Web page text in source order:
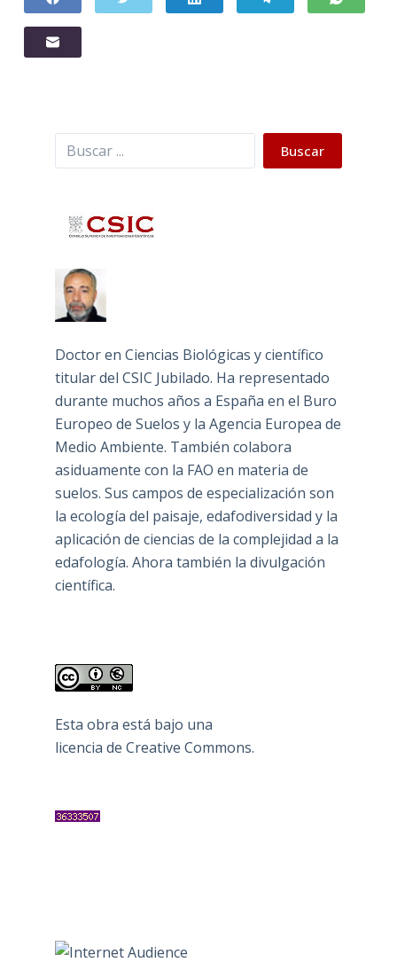
Buscar Buscar
Doctor en Ciencias Biológicas y científico
titular del CSIC Jubilado. Ha representado
durante muchos años a España en el Buro
Europeo de Suelos y la Agencia Europea de
Medio Ambiente. También colabora
asiduamente con la FAO en materia de
suelos. Sus campos de especialización son
la ecología del paisaje, edafodiversidad y la
aplicación de ciencias de la complejidad a la
edafología. Ahora también la divulgación
científica.
Esta obra está bajo una
licencia de Creative Commons.